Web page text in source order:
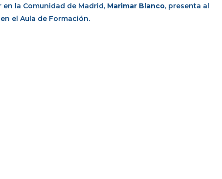
la Comunidad de Madrid, Marimar Blanco, presenta al
en el Aula de Formación.